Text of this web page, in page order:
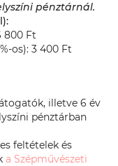
pénztárnál.
800 Ft
os): 3 400 Ft
illetve 6 év
pénztárban
feltételek és
a Szépművészeti